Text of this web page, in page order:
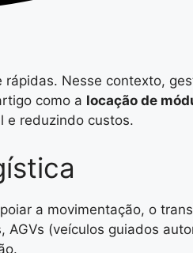
Nesse contexto,
como a locação de
e reduzindo custos.
a movimentação, o
(veículos guiados